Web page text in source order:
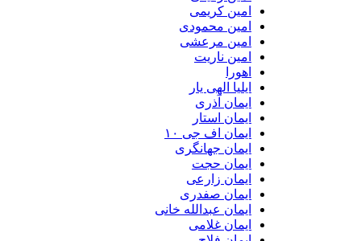
امین کریمی
امین محمودی
امین مرعشی
امین ناریت
اهورا
ایلیا الهی یار
ایمان آذری
ایمان استار
ایمان اف جی ۱۰
ایمان جهانگری
ایمان حجت
ایمان زارعی
ایمان صفدری
ایمان عبدالله خانی
ایمان غلامی